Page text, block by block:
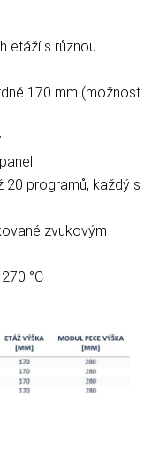
etáží s různou
170 mm (možnost
20 programů, každý s
zvukovým
°C